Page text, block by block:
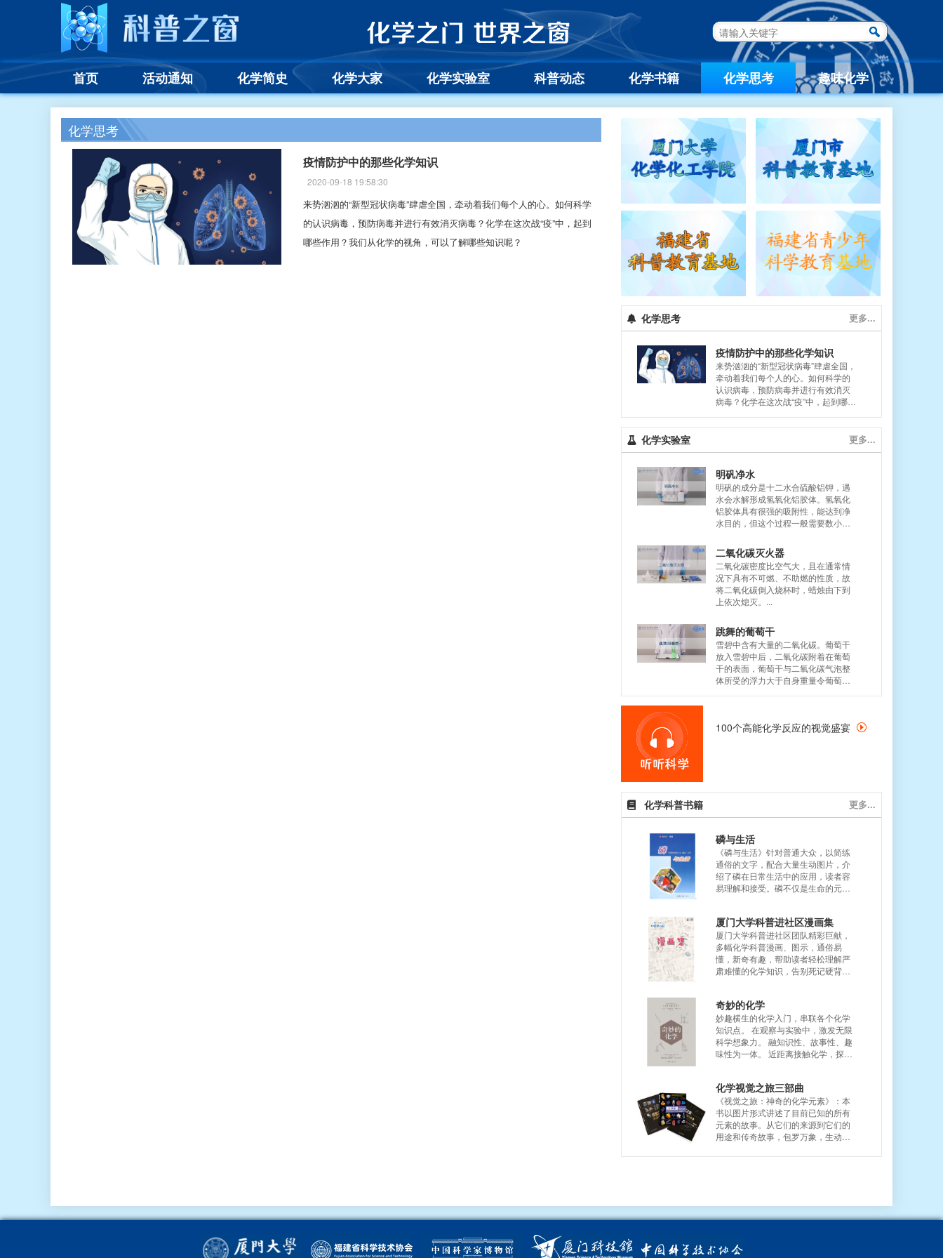
首页 活动通知 化学简史 化学大家 化学实验室 科普动态 化学书籍 化学思考 趣味化学
化学思考
疫情防护中的那些化学知识
2020-09-18 19:58:30
来势汹汹的“新型冠状病毒”肆虐全国，牵动着我们每个人的心。如何科学
的认识病毒，预防病毒并进行有效消灭病毒？化学在这次战“疫”中，起到
哪些作用？我们从化学的视角，可以了解哪些知识呢？
化学思考 更多...
疫情防护中的那些化学知识
来势汹汹的“新型冠状病毒”肆虐全国，
牵动着我们每个人的心。如何科学的
认识病毒，预防病毒并进行有效消灭
病毒？化学在这次战“疫”中，起到哪些
哪些知识呢？...
化学实验室 更多...
明矾净水
明矾的成分是十二水合硫酸铝钾，遇
水会水解形成氢氧化铝胶体。氢氧化
铝胶体具有很强的吸附性，能达到净
水目的，但这个过程一般需要数小时
会促进铝离子水解，迅速产生大量的
氢氧化铝沉淀，也就是我们所看到的
白色絮状物，因此吸附效果非常明
显。...
二氧化碳灭火器
二氧化碳密度比空气大，且在通常情
况下具有不可燃、不助燃的性质，故
将二氧化碳倒入烧杯时，蜡烛由下到
上依次熄灭。...
跳舞的葡萄干
雪碧中含有大量的二氧化碳。葡萄干
放入雪碧中后，二氧化碳附着在葡萄
干的表面，葡萄干与二氧化碳气泡整
体所受的浮力大于自身重量令葡萄干
们便能看到葡萄干在雪碧里上下游
100个高能化学反应的视觉盛宴
化学科普书籍 更多...
磷与生活
《磷与生活》针对普通大众，以简练
通俗的文字，配合大量生动图片，介
绍了磷在日常生活中的应用，读者容
易理解和接受。磷不仅是生命的元
理、农药、医药、饲料、工业用品、
洗涤剂、肥料、食品添加剂、水处
理、阻燃剂、光电材料和烟火等方面
的应用。...
厦门大学科普进社区漫画集
厦门大学科普进社区团队精彩巨献，
多幅化学科普漫画、图示，通俗易
懂，新奇有趣，帮助读者轻松理解严
肃难懂的化学知识，告别死记硬背，
奇妙的化学
妙趣横生的化学入门，串联各个化学
知识点。 在观察与实验中，激发无限
科学想象力。 融知识性、故事性、趣
味性为一体。 近距离接触化学，探索
现问题的眼睛和勇敢探索的心灵。...
化学视觉之旅三部曲
《视觉之旅：神奇的化学元素》：本
书以图片形式讲述了目前已知的所有
元素的故事。从它们的来源到它们的
用途和传奇故事，包罗万象，生动而
图，它们充满具有摄人心魄的独特魅